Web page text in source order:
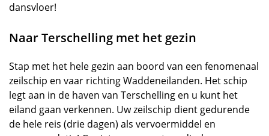
dansvloer!
Naar Terschelling met het gezin
Stap met het hele gezin aan boord van een fenomenaal
zeilschip en vaar richting Waddeneilanden. Het schip
legt aan in de haven van Terschelling en u kunt het
eiland gaan verkennen. Uw zeilschip dient gedurende
de hele reis (drie dagen) als vervoermiddel en